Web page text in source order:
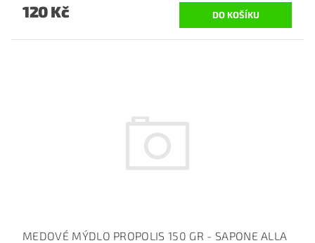
120 Kč
MEDOVÉ MÝDLO PROPOLIS 150 GR - SAPONE ALLA